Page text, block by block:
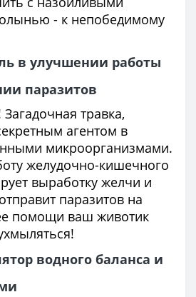
- к непобедимому
в улучшении работы
паразитов
травка,
агентом в
микроорганизмами.
желудочно-кишечного
выработку желчи и
паразитов на
помощи ваш животик
водного баланса и